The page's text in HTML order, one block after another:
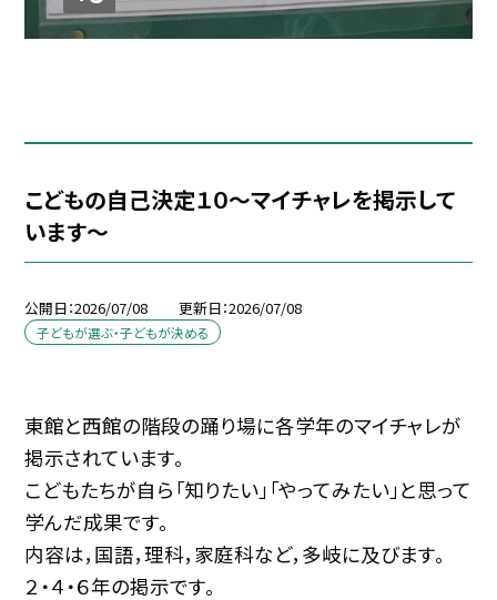
こどもの自己決定１０～マイチャレを掲示して
います～
公開日 2026/07/08 更新日 2026/07/08
子どもが選ぶ・子どもが決める
東館と西館の階段の踊り場に各学年のマイチャレが
掲示されています。
こどもたちが自ら「知りたい」「やってみたい」と思って
学んだ成果です。
内容は，国語，理科，家庭科など，多岐に及びます。
２・４・６年の掲示です。